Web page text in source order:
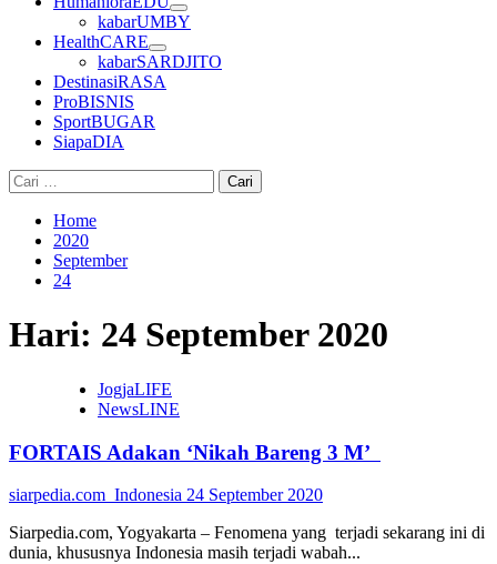
kabarUMBY
HealthCARE
kabarSARDJITO
DestinasiRASA
ProBISNIS
SportBUGAR
SiapaDIA
Cari
untuk:
Home
2020
September
24
Hari: 24 September 2020
JogjaLIFE
NewsLINE
FORTAIS Adakan ‘Nikah Bareng 3 M’
siarpedia.com_Indonesia 24 September 2020
Siarpedia.com, Yogyakarta – Fenomena yang terjadi sekarang ini di
dunia, khususnya Indonesia masih terjadi wabah...